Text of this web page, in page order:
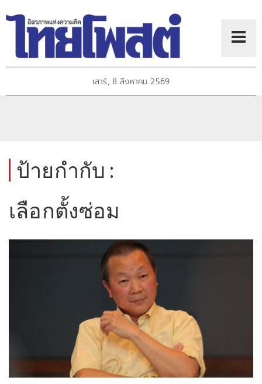
เสาร์, 8 สิงหาคม 2569
ป้ายกำกับ :
เลือกตั้งซ่อม